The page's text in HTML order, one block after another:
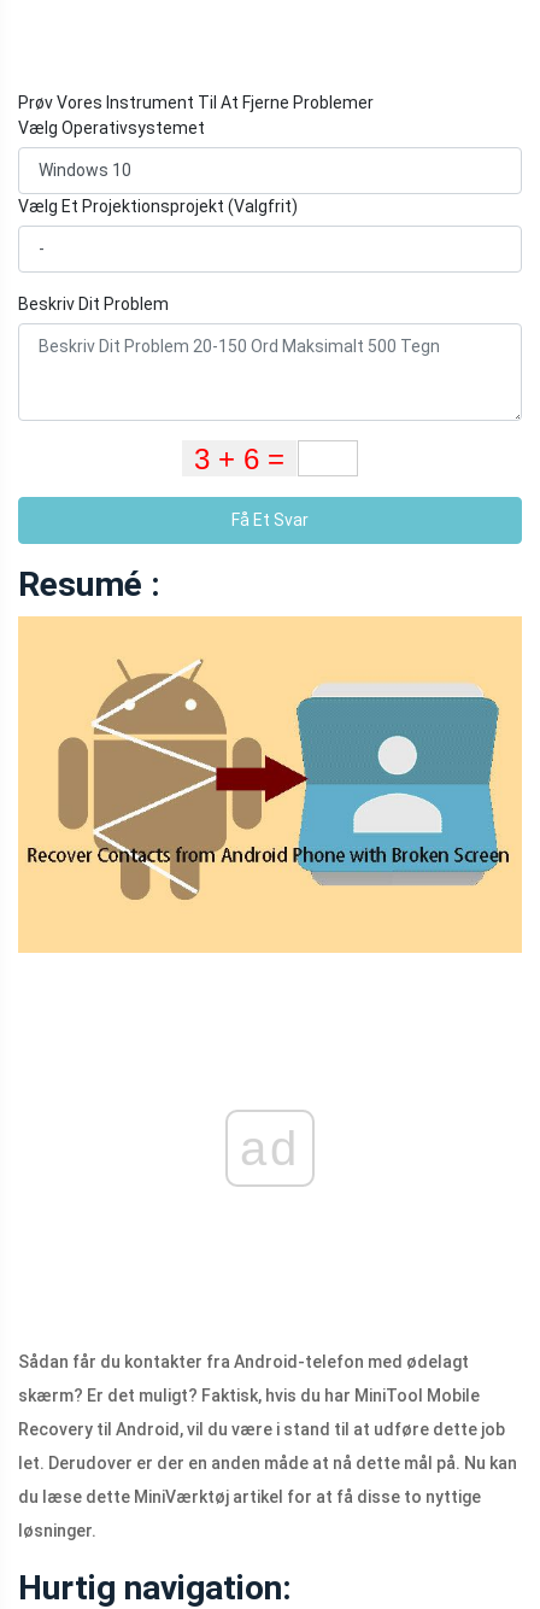
Prøv Vores Instrument Til At Fjerne Problemer
Vælg Operativsystemet
Vælg Et Projektionsprojekt (Valgfrit)
Beskriv Dit Problem
Få Et Svar
Resumé :
ad
Sådan får du kontakter fra Android-telefon med ødelagt
skærm? Er det muligt? Faktisk, hvis du har MiniTool Mobile
Recovery til Android, vil du være i stand til at udføre dette job
let. Derudover er der en anden måde at nå dette mål på. Nu kan
du læse dette MiniVærktøj artikel for at få disse to nyttige
løsninger.
Hurtig navigation: